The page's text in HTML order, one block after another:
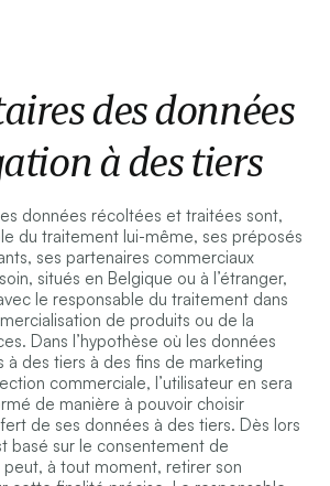
des données
à des tiers
données récoltées et traitées sont,
du traitement lui-même, ses préposés
ses partenaires commerciaux
situés en Belgique ou à l’étranger,
le responsable du traitement dans
de produits ou de la
Dans l’hypothèse où les données
à des tiers à des fins de marketing
commerciale, l’utilisateur en sera
de manière à pouvoir choisir
de ses données à des tiers. Dès lors
basé sur le consentement de
peut, à tout moment, retirer son